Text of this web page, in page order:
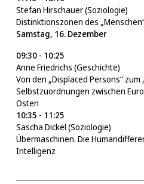
Stefan Hirschauer (Soziologie)
Distinktionszonen des
Samstag, 16. Dezember
09:30 - 10:25
Anne Friedrichs (Geschichte)
Von den „Displaced Persons“ zum
Selbstzuordnungen zwischen
Osten
10:35 - 11:25
Sascha Dickel (Soziologie)
Übermaschinen. Die
Intelligenz